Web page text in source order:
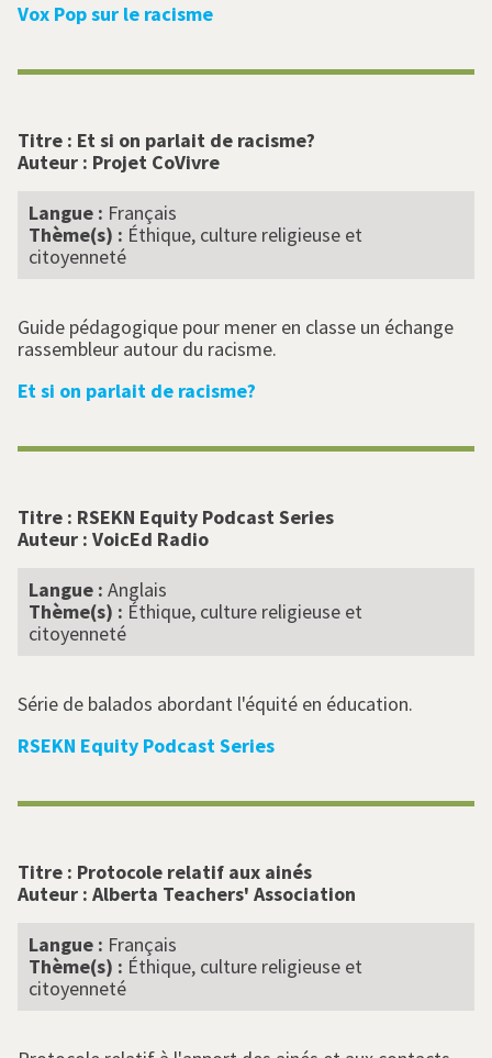
Vox Pop sur le racisme
Titre : Et si on parlait de racisme?
Auteur : Projet CoVivre
Langue : Français
Thème(s) : Éthique, culture religieuse et
citoyenneté
Guide pédagogique pour mener en classe un échange
rassembleur autour du racisme.
Et si on parlait de racisme?
Titre : RSEKN Equity Podcast Series
Auteur : VoicEd Radio
Langue : Anglais
Thème(s) : Éthique, culture religieuse et
citoyenneté
Série de balados abordant l'équité en éducation.
RSEKN Equity Podcast Series
Titre : Protocole relatif aux ainés
Auteur : Alberta Teachers' Association
Langue : Français
Thème(s) : Éthique, culture religieuse et
citoyenneté